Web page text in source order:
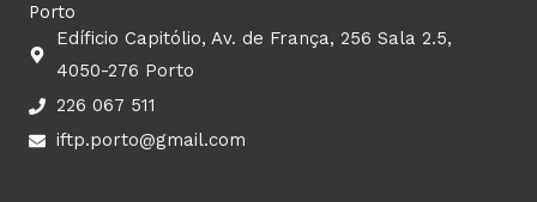
Porto
Edíficio Capitólio, Av. de França, 256 Sala 2.5,
4050-276 Porto
226 067 511
iftp.porto@gmail.com